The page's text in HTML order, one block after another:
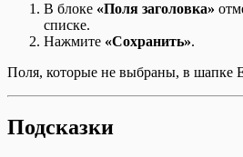
В блоке «Поля заголовка»
списке.
Нажмите «Сохранить».
Поля, которые не выбраны, в шапке
Подсказки